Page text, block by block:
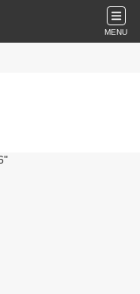
MENU